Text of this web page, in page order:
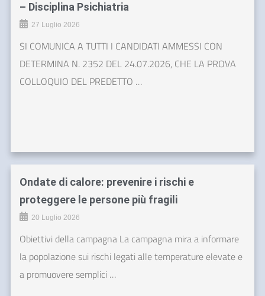
– Disciplina Psichiatria
27 Luglio 2026
SI COMUNICA A TUTTI I CANDIDATI AMMESSI CON
DETERMINA N. 2352 DEL 24.07.2026, CHE LA PROVA
COLLOQUIO DEL PREDETTO …
Ondate di calore: prevenire i rischi e
proteggere le persone più fragili
20 Luglio 2026
Obiettivi della campagna La campagna mira a informare
la popolazione sui rischi legati alle temperature elevate e
a promuovere semplici …